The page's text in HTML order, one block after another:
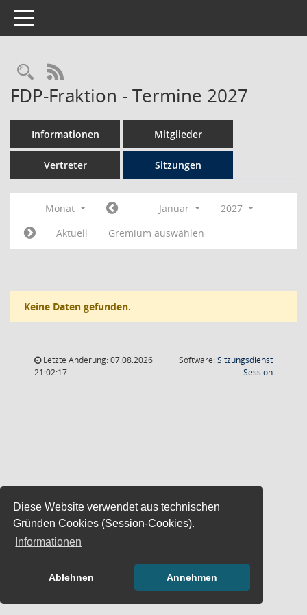
Diese Website verwendet aus technischen
Gründen Cookies (Session-Cookies).
Informationen
Ablehnen Annehmen
Toggle navigation
Rechercheauswahl
RSS-Feed
FDP-Fraktion - Termine 2027
Informationen Mitglieder
Vertreter Sitzungen
Monat Januar
2027
Aktuell
Gremium auswählen
Keine Daten gefunden.
Letzte Änderung: 07.08.2026
21:02:17
Software:Sitzungsdienst
Session(Wird in